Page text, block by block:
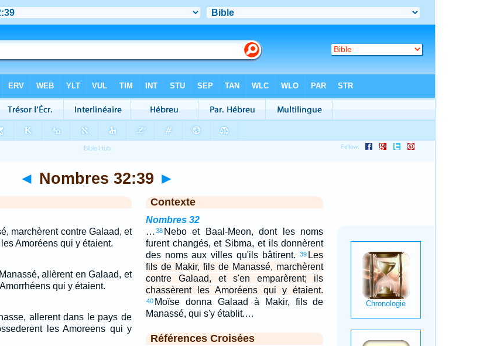
◄ Nombres 32:39 ►
marchèrent contre Galaad, et
Amoréens qui y étaient.
allèrent en Galaad, et
qui y étaient.
allerent dans le pays de
les Amoreens qui y
Contexte
Nombres 32
… 38 Nebo et Baal-Meon, dont les noms
furent changés, et Sibma, et ils donnèrent
des noms aux villes qu'ils bâtirent.
39 Les
fils de Makir, fils de Manassé, marchèrent
contre Galaad, et s'en emparèrent; ils
chassèrent les Amoréens qui y étaient.
40 Moïse donna Galaad à Makir, fils de
Manassé, qui s'y établit.…
Références Croisées